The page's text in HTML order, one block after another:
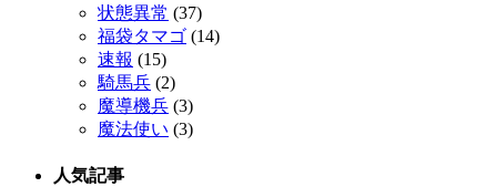
状態異常 (37)
福袋タマゴ (14)
速報 (15)
騎馬兵 (2)
魔導機兵 (3)
魔法使い (3)
人気記事